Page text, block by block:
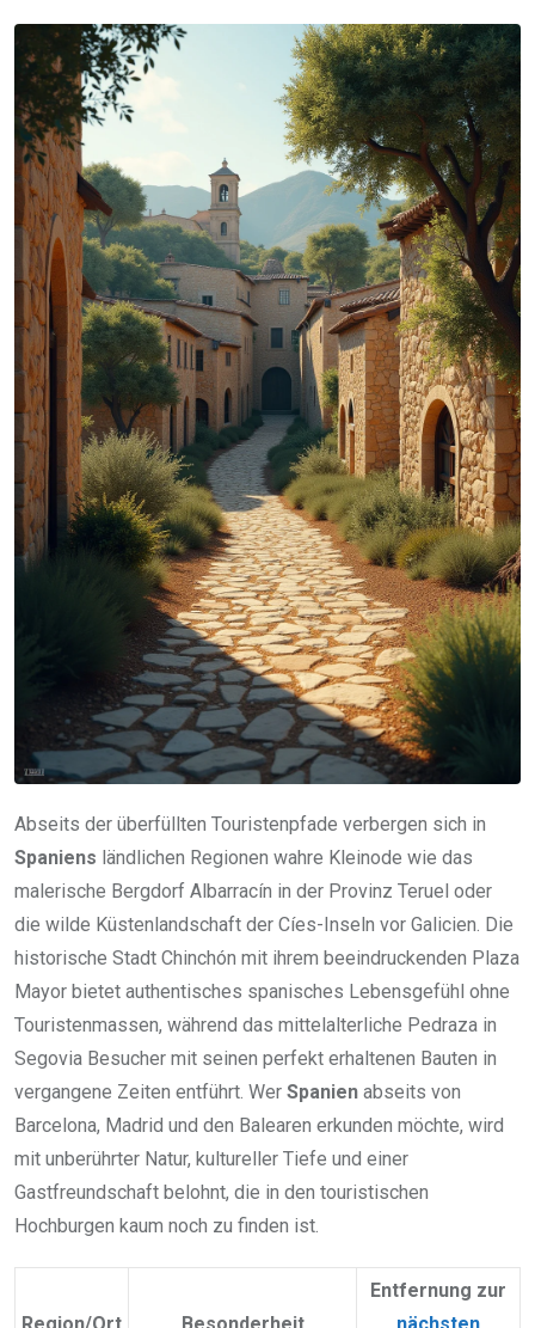
Abseits der überfüllten Touristenpfade verbergen sich in
Spaniens ländlichen Regionen wahre Kleinode wie das
malerische Bergdorf Albarracín in der Provinz Teruel oder
die wilde Küstenlandschaft der Cíes-Inseln vor Galicien. Die
historische Stadt Chinchón mit ihrem beeindruckenden Plaza
Mayor bietet authentisches spanisches Lebensgefühl ohne
Touristenmassen, während das mittelalterliche Pedraza in
Segovia Besucher mit seinen perfekt erhaltenen Bauten in
vergangene Zeiten entführt. Wer Spanien abseits von
Barcelona, Madrid und den Balearen erkunden möchte, wird
mit unberührter Natur, kultureller Tiefe und einer
Gastfreundschaft belohnt, die in den touristischen
Hochburgen kaum noch zu finden ist.
Entfernung zur